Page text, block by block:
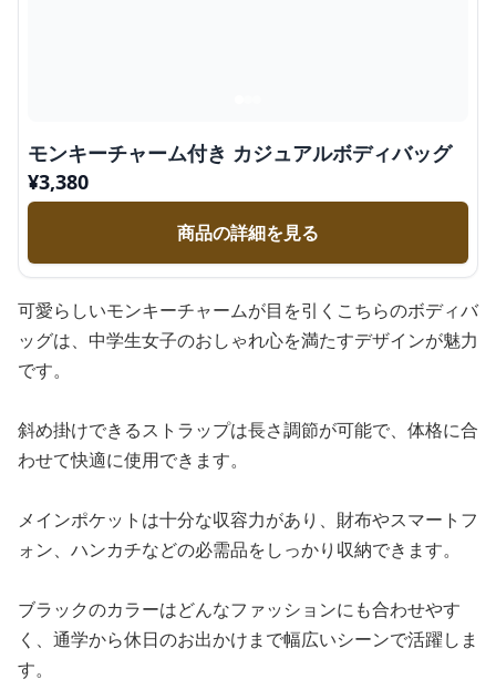
モンキーチャーム付き カジュアルボディバッグ
¥3,380
商品の詳細を見る
可愛らしいモンキーチャームが目を引くこちらのボディバ
ッグは、中学生女子のおしゃれ心を満たすデザインが魅力
です。
斜め掛けできるストラップは長さ調節が可能で、体格に合
わせて快適に使用できます。
メインポケットは十分な収容力があり、財布やスマートフ
ォン、ハンカチなどの必需品をしっかり収納できます。
ブラックのカラーはどんなファッションにも合わせやす
く、通学から休日のお出かけまで幅広いシーンで活躍しま
す。